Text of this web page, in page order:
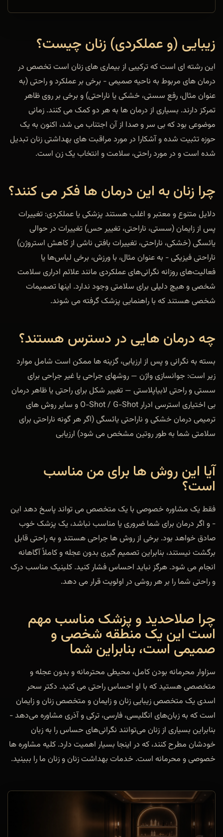
زیبایی (و عملکردی) زنان چیست؟
این رشته ای است که ترکیبی از بیماری های زنان است تخصص در
درمان های مربوط به ناحیه صمیمی - برخی بر عملکرد و راحتی (به
عنوان مثال، رفع سستی، خشکی یا ناراحتی) و برخی بر روی ظاهر
تمرکز دارند. بسیاری از درمان ها به هر دو کمک می کنند. زمانی
موضوعی بود که بی سر و صدا از آن اجتناب می شد، اکنون به یک
حوزه تثبیت شده و آشکارا در مورد مراقبت های بهداشتی زنان تبدیل
شده است و در مورد راحتی، سلامت و انتخاب یک زن است.
چرا زنان به این درمان ها فکر می کنند؟
دلایل متنوع و معتبر و اغلب هستند پزشکی یا عملکردی: تغییرات
پس از زایمان (سستی، ناراحتی، تغییر حس) تغییرات در حوالی
یائسگی (خشکی، ناراحتی، تغییرات بافتی ناشی از کاهش استروژن)
ناراحتی فیزیکی - به عنوان مثال، با ورزش، برخی لباس‌ها یا
فعالیت‌های روزانه نگرانی‌های عملکردی مانند علائم ادراری سلامت
شخصی و هیچ دلیلی برای سلامتی وجود ندارد. اینها تصمیمات
شخصی هستند که با راهنمایی پزشک گرفته می شوند.
چه درمان هایی در دسترس هستند؟
بسته به نگرانی و پس از ارزیابی، گزینه ها ممکن است شامل موارد
زیر است: جوانسازی واژن — روشهای جراحی یا غیر جراحی برای
سستی و راحتی لابیاپلاستی — تغییر شکل برای راحتی یا ظاهر درمان
بی اختیاری استرسی ادرار O-Shot / G-Shot و سایر روش های
ترمیمی درمان خشکی و ناراحتی یائسگی (اگر هر گونه ناراحتی برای
سلامتی شما به طور روتین مشخص می شود) ارزیابی
آیا این روش ها برای من مناسب
است؟
فقط یک مشاوره خصوصی با یک متخصص می تواند پاسخ دهد این
- و اگر درمان برای شما ضروری یا مناسب نباشد، یک پزشک خوب
صادق خواهد بود. برخی از روش ها جراحی هستند و به راحتی قابل
برگشت نیستند، بنابراین تصمیم گیری بدون عجله و کاملاً آگاهانه
انجام می شود. هرگز نباید احساس فشار کنید. کلینیک مناسب درک
و راحتی شما را بر هر روشی در اولویت قرار می دهد.
چرا صلاحدید و پزشک مناسب مهم
است این یک منطقه شخصی و
صمیمی است، بنابراین شما
سزاوار محرمانه بودن کامل، محیطی محترمانه و بدون عجله و
متخصصی هستید که با او احساس راحتی می کنید. دکتر سحر
اسدی یک متخصص زیبایی زنان و زایمان و متخصص زنان و زایمان
است که به زبان‌های انگلیسی، فارسی، ترکی و آذری مشاوره می‌دهد -
بنابراین بسیاری از زنان می‌توانند نگرانی‌های حساس را به زبان
خودشان مطرح کنند، که در اینجا بسیار اهمیت دارد. کلیه مشاوره ها
خصوصی و محرمانه است. خدمات بهداشت زنان و زنان ما را ببینید.